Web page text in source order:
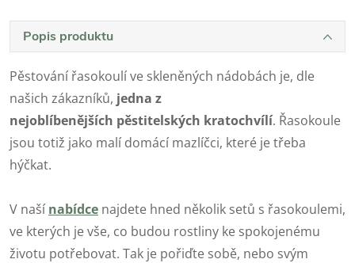
Popis produktu
Pěstování řasokoulí ve skleněných nádobách je, dle
našich zákazníků, jedna z
nejoblíbenějších pěstitelských kratochvílí. Řasokoule
jsou totiž jako malí domácí mazlíčci, které je třeba
hýčkat.
V naší nabídce najdete hned několik setů s řasokoulemi,
ve kterých je vše, co budou rostliny ke spokojenému
životu potřebovat. Tak je pořiďte sobě, nebo svým